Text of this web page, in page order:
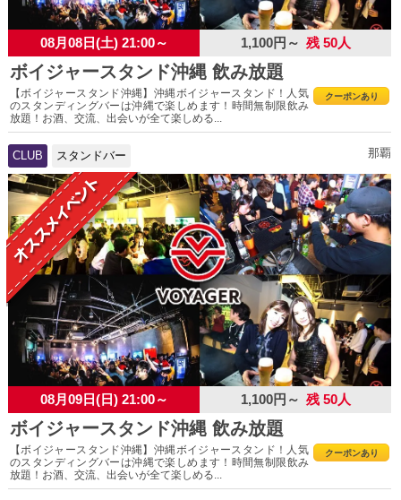
08月08日(土) 21:00～ 1,100円～ 残 50人
ボイジャースタンド沖縄 飲み放題
クーポンあり
【ボイジャースタンド沖縄】沖縄ボイジャースタンド！人気
のスタンディングバーは沖縄で楽しめます！時間無制限飲み
放題！お酒、交流、出会いが全て楽しめる...
CLUB スタンドバー 那覇
08月09日(日) 21:00～ 1,100円～ 残 50人
ボイジャースタンド沖縄 飲み放題
クーポンあり
【ボイジャースタンド沖縄】沖縄ボイジャースタンド！人気
のスタンディングバーは沖縄で楽しめます！時間無制限飲み
放題！お酒、交流、出会いが全て楽しめる...